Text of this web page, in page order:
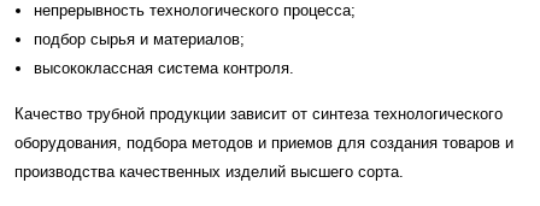
непрерывность технологического процесса;
подбор сырья и материалов;
высококлассная система контроля.
Качество трубной продукции зависит от синтеза технологического
оборудования, подбора методов и приемов для создания товаров и
производства качественных изделий высшего сорта.